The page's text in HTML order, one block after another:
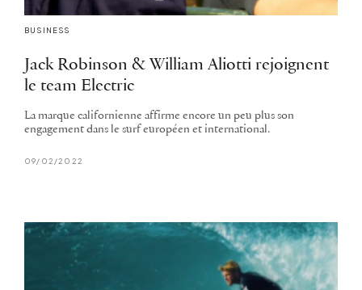
BUSINESS
Jack Robinson & William Aliotti rejoignent
le team Electric
La marque californienne affirme encore un peu plus son
engagement dans le surf européen et international.
09/02/2022